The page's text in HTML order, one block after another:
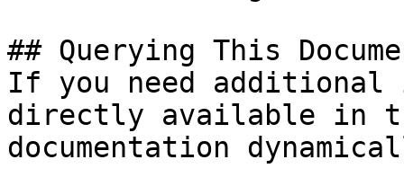
## Querying This
If you need
directly available in
documentation